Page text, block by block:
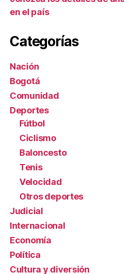
en el país
Categorías
Nación
Bogotá
Comunidad
Deportes
Fútbol
Ciclismo
Baloncesto
Tenis
Velocidad
Otros deportes
Judicial
Internacional
Economía
Política
Cultura y diversión